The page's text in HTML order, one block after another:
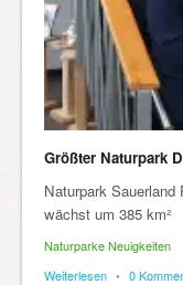
Größter Naturpark
Naturpark Sauerland
wächst um 385 km²
Naturparke Neuigkeiten
Weiterlesen • 0